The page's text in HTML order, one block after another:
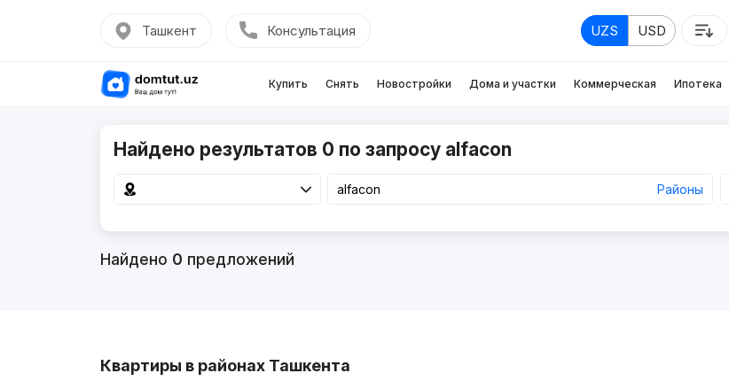
Ташкент Консультация UZS USD
Купить Снять Новостройки Дома и участки Коммерческая Ипотека
Найдено результатов 0 по запросу alfacon
Районы
Найдено 0 предложений
Квартиры в районах Ташкента